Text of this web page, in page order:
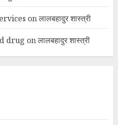
onलालबहादुर शास्त्री
drug onलालबहादुर शास्त्री